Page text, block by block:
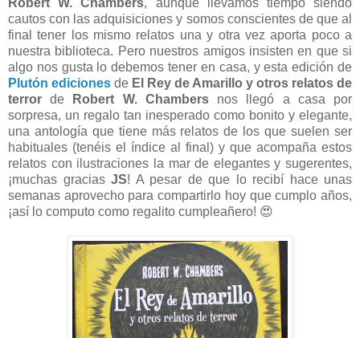
Robert W. Chambers, aunque llevamos tiempo siendo
cautos con las adquisiciones y somos conscientes de que al
final tener los mismo relatos una y otra vez aporta poco a
nuestra biblioteca. Pero nuestros amigos insisten en que si
algo nos gusta lo debemos tener en casa, y esta edición de
Plutón ediciones de El Rey de Amarillo y otros relatos de
terror de Robert W. Chambersnos llegó a casa por
sorpresa, un regalo tan inesperado como bonito y elegante,
una antología que tiene más relatos de los que suelen ser
habituales (tenéis el índice al final) y que acompaña estos
relatos con ilustraciones la mar de elegantes y sugerentes,
¡muchas gracias JS! A pesar de que lo recibí hace unas
semanas aprovecho para compartirlo hoy que cumplo años,
¡así lo computo como regalito cumpleañero! 😍